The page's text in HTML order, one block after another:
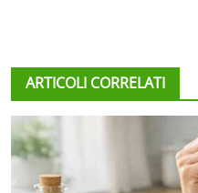
ARTICOLI CORRELATI